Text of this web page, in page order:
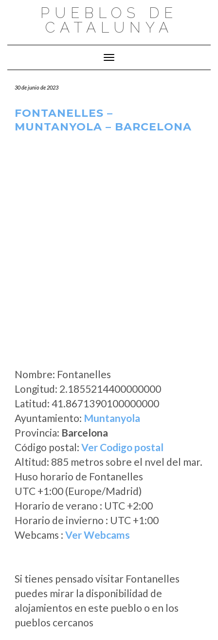
PUEBLOS DE
CATALUNYA
Cambiar modo de navegación
30 de junio de 2023
FONTANELLES –
MUNTANYOLA – BARCELONA
Nombre: Fontanelles
Longitud: 2.1855214400000000
Latitud: 41.8671390100000000
Ayuntamiento: Muntanyola
Provincia: Barcelona
Código postal: Ver Codigo postal
Altitud: 885 metros sobre el nvel del mar.
Huso horario de Fontanelles
UTC +1:00 (Europe/Madrid)
Horario de verano : UTC +2:00
Horario de invierno : UTC +1:00
Webcams : Ver Webcams
Si tienes pensado visitar Fontanelles
puedes mirar la disponibilidad de
alojamientos en este pueblo o en los
pueblos cercanos